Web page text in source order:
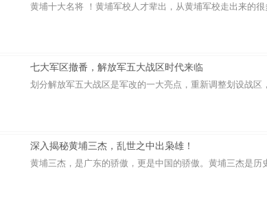
黄埔十大名将 ！黄埔军校人才辈出，从黄埔军校走出来的
七大军区撤番，解放军五大战区时代来临
划分解放军五大战区是军改的一大亮点，重新调整划设战区
深入揭秘黄埔三杰，乱世之中出枭雄！
黄埔三杰，是广东的骄傲，更是中国的骄傲。黄埔三杰是历